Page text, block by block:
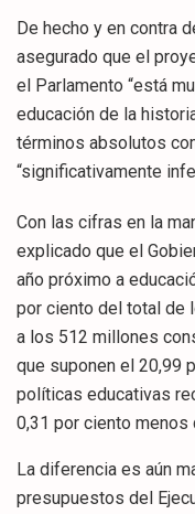
De hecho y en contra
asegurado que el
el Parlamento “está
educación de la
términos absolutos
“significativamente
Con las cifras en la
explicado que el
año próximo a
por ciento del total de
a los 512 millones
que suponen el 20,99
políticas educativas
0,31 por ciento menos
La diferencia es aún
presupuestos del